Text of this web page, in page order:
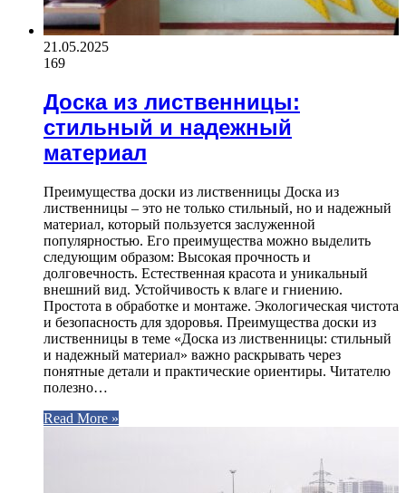
21.05.2025
169
Доска из лиственницы:
стильный и надежный
материал
Преимущества доски из лиственницы Доска из
лиственницы – это не только стильный, но и надежный
материал, который пользуется заслуженной
популярностью. Его преимущества можно выделить
следующим образом: Высокая прочность и
долговечность. Естественная красота и уникальный
внешний вид. Устойчивость к влаге и гниению.
Простота в обработке и монтаже. Экологическая чистота
и безопасность для здоровья. Преимущества доски из
лиственницы в теме «Доска из лиственницы: стильный
и надежный материал» важно раскрывать через
понятные детали и практические ориентиры. Читателю
полезно…
Read More »